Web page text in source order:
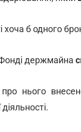
хоча б одного
держмайна
про нього